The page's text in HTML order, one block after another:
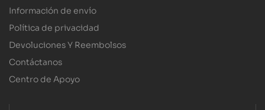
Información de envío
Política de privacidad
Devoluciones Y Reembolsos
Contáctanos
Centro de Apoyo